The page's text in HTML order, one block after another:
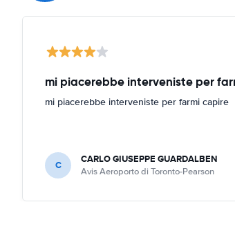
mi piacerebbe interveniste per
mi piacerebbe interveniste per farmi capire
C CARLO GIUSEPPE GUARDALBEN
Avis Aeroporto di Toronto-Pearson